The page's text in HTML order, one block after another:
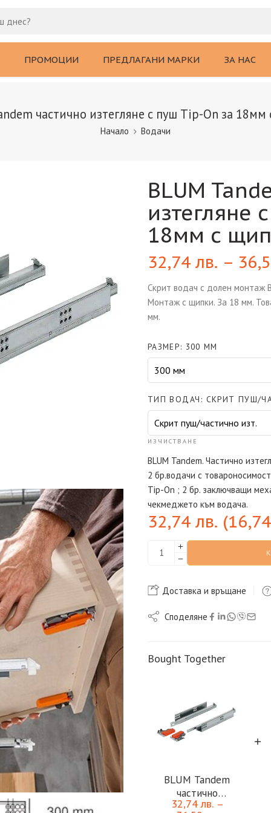
ПРОМОЦИИ ПРЕДЛАГАНИ МАРКИ ЗА НАС
частично изтегляне с пуш Tip-On за
Начало Водачи
BLUM
изтегляне
18мм с
32,74 лв. –
Скрит водач с долен монтaж
Монтаж с щипки. За 18 мм.
мм.
РАЗМЕР 300 ММ
ТИП ВОДАЧ СКРИТ ПУШ/
ИЗЧИСТВАНЕ
BLUM Tandem. Частично
2 бр.водачи с
Tip-On ; 2 бр. заключващи
чекмеджето към водача.
32,74 лв. (
Доставка и връщане
Споделяне
Bought Together
BLUM Tandem
частично
изтегляне с пуш
32,74лв. –